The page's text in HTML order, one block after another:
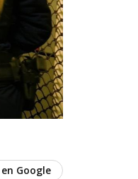
Google